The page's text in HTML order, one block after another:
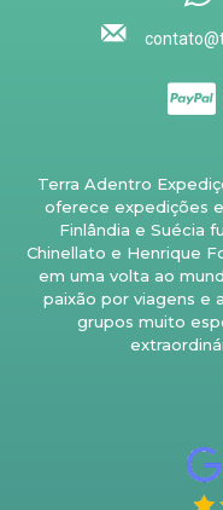
Terra Adentro
oferece expedições
Finlândia e Suécia
Chinellato e Henrique
em uma volta ao
paixão por viagens e
grupos muito